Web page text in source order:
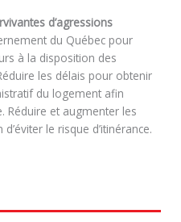
d’agressions
du Québec pour
à la disposition des
les délais pour obtenir
du logement afin
Réduire et augmenter les
le risque d’itinérance.